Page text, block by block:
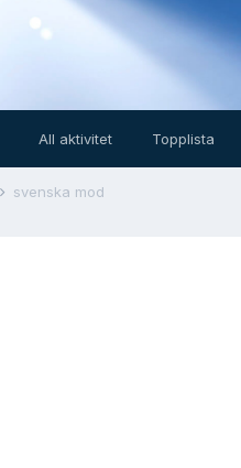
All aktivitet Topplista
svenska mod